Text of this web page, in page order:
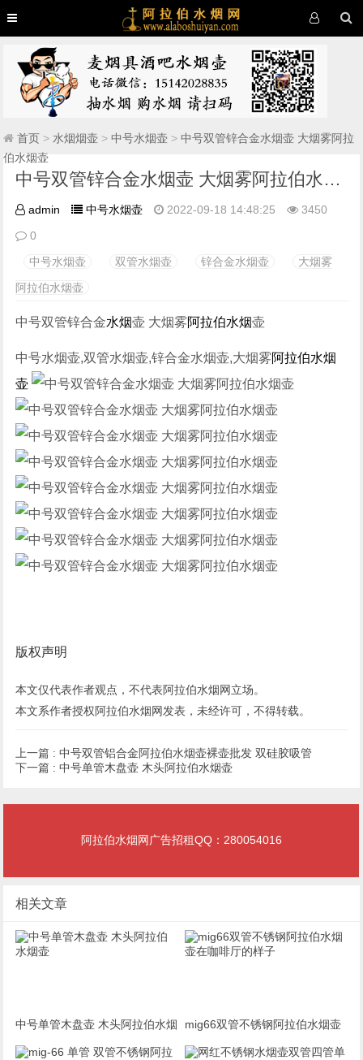
首页 > 水烟烟壶 >中号水烟壶 >中号双管锌合金水烟壶 大烟雾阿拉
伯水烟壶
中号双管锌合金水烟壶 大烟雾阿拉伯水烟壶
admin 中号水烟壶 2022-09-18 14:48:25
3450
0
中号水烟壶
双管水烟壶 锌合金水烟壶
大烟雾
阿拉伯水烟壶
中号双管锌合金水烟壶 大烟雾阿拉伯水烟壶
中号水烟壶,双管水烟壶,锌合金水烟壶,大烟雾阿拉伯水烟
壶
版权声明
本文仅代表作者观点，不代表阿拉伯水烟网立场。
本文系作者授权阿拉伯水烟网发表，未经许可，不得转载。
上一篇 : 中号双管铝合金阿拉伯水烟壶裸壶批发 双硅胶吸管
下一篇 : 中号单管木盘壶 木头阿拉伯水烟壶
阿拉伯水烟网广告招租QQ：280054016
相关文章
中号单管木盘壶 木头阿拉伯水烟
壶
mig66双管不锈钢阿拉伯水烟壶
在咖啡厅的样子